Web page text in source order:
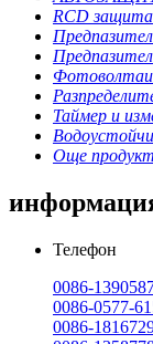
RCD защита
Предпазител
Таймер и
Още
Телефон
0086-
0086-0577-
0086-